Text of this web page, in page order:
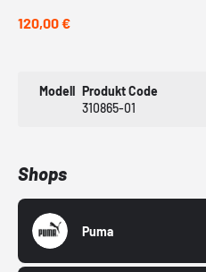
120,00 €
Modell Produkt Code
310865-01
Shops
Puma